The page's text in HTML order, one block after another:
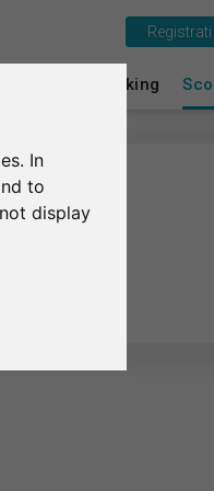
In
to
display
Survey Ranking